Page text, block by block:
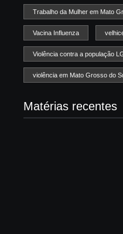
Trabalho da Mulher em Mato
Vacina Influenza
Violência contra a população
violência em Mato Grosso do
Matérias recentes